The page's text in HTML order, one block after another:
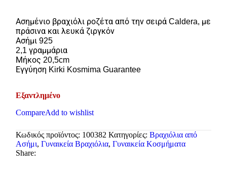
Ασημένιο βραχιόλι ροζέτα από την σειρά Caldera, με
πράσινα και λευκά ζιργκόν
Ασήμι 925
2,1 γραμμάρια
Μήκος 20,5cm
Εγγύηση Kirki Kosmima Guarantee
Εξαντλημένο
CompareAdd to wishlist
Κωδικός προϊόντος: 100382 Κατηγορίες: Βραχιόλια από
Ασήμι, Γυναικεία Βραχιόλια, Γυναικεία Κοσμήματα
Share: